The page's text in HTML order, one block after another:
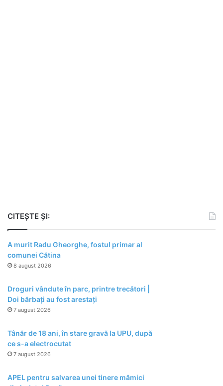
CITEȘTE ȘI:
A murit Radu Gheorghe, fostul primar al
comunei Cătina
8 august 2026
Droguri vândute în parc, printre trecători |
Doi bărbați au fost arestați
7 august 2026
Tânăr de 18 ani, în stare gravă la UPU, după
ce s-a electrocutat
7 august 2026
APEL pentru salvarea unei tinere mămici